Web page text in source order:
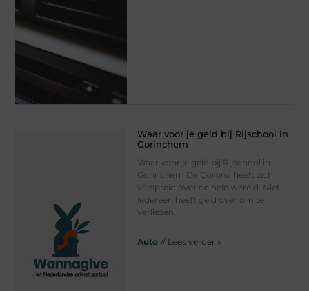
Waar voor je geld bij Rijschool in
Gorinchem
Waar voor je geld bij Rijschool in
Gorinchem De Corona heeft zich
verspreid over de hele wereld. Niet
iedereen heeft geld over om te
verliezen.
Auto // Lees verder »